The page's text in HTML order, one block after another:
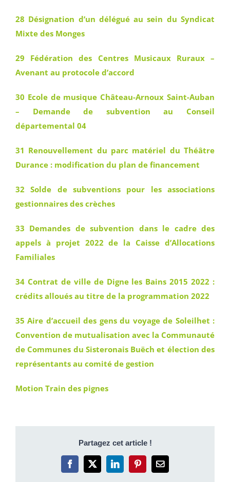
28 Désignation d’un délégué au sein du Syndicat
Mixte des Monges
29 Fédération des Centres Musicaux Ruraux –
Avenant au protocole d’accord
30 Ecole de musique Château-Arnoux Saint-Auban
– Demande de subvention au Conseil
départemental 04
31 Renouvellement du parc matériel du Théâtre
Durance : modification du plan de financement
32 Solde de subventions pour les associations
gestionnaires des crèches
33 Demandes de subvention dans le cadre des
appels à projet 2022 de la Caisse d’Allocations
Familiales
34 Contrat de ville de Digne les Bains 2015 2022 :
crédits alloués au titre de la programmation 2022
35 Aire d’accueil des gens du voyage de Soleilhet :
Convention de mutualisation avec la Communauté
de Communes du Sisteronais Buëch et élection des
représentants au comité de gestion
Motion Train des pignes
Partagez cet article !
Facebook
X LinkedInPinterestEmail